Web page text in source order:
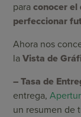
paraconocer el
perfeccionar
Ahora nos
laVista de
– Tasa de
entrega,
un resumen de